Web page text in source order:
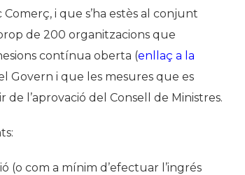
i que s’ha estès al conjunt
de 200 organitzacions que
contínua oberta (enllaç a la
Govern i que les mesures que es
l’aprovació del Consell de Ministres.
(o com a mínim d’efectuar l’ingrés